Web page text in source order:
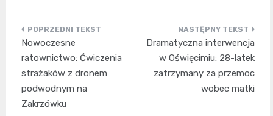
Nawigacja
wpisu
Nowoczesne
ratownictwo: Ćwiczenia
strażaków z dronem
podwodnym na
Zakrzówku
Dramatyczna interwencja
w Oświęcimiu: 28-latek
zatrzymany za przemoc
wobec matki